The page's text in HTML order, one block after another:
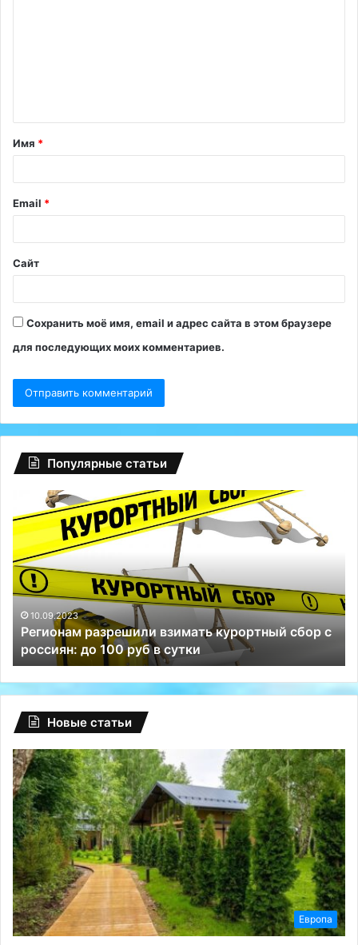
т
а
й
*
Имя *
Email *
Сайт
Сохранить моё имя, email и адрес сайта в этом браузере
для последующих моих комментариев.
Популярные статьи
Регионам
разрешили
взимать
курортный
сбор
россиян:
до
100
руб
в
сутки
10.09.2023
Регионам разрешили взимать курортный сбор с
россиян: до 100 руб в сутки
и
Новые статьи
Европа